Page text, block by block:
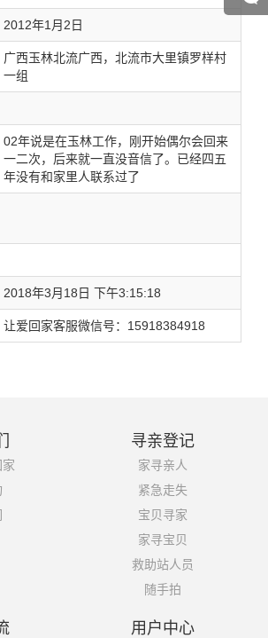
2012年1月2日
广西玉林北流广西，北流市大里镇罗样村
一组
02年说是在玉林工作，刚开始偶尔会回来
一二次，后来就一直没音信了。已经四五
年没有和家里人联系过了
2018年3月18日 下午3:15:18
让爱回家客服微信号：15918384918
寻亲登记
家寻亲人
紧急走失
宝贝寻家
家寻宝贝
救助站人员
随手拍
用户中心